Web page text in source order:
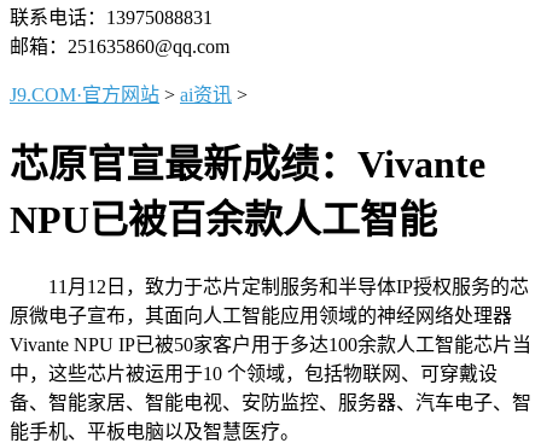
联系电话：13975088831
邮箱：251635860@qq.com
J9.COM·官方网站 > ai资讯 >
芯原官宣最新成绩：Vivante
NPU已被百余款人工智能
11月12日，致力于芯片定制服务和半导体IP授权服务的芯
原微电子宣布，其面向人工智能应用领域的神经网络处理器
Vivante NPU IP已被50家客户用于多达100余款人工智能芯片当
中，这些芯片被运用于10 个领域，包括物联网、可穿戴设
备、智能家居、智能电视、安防监控、服务器、汽车电子、智
能手机、平板电脑以及智慧医疗。